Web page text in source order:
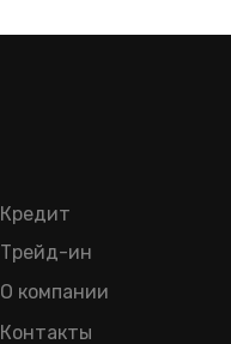
Кредит
Трейд-ин
О компании
Контакты